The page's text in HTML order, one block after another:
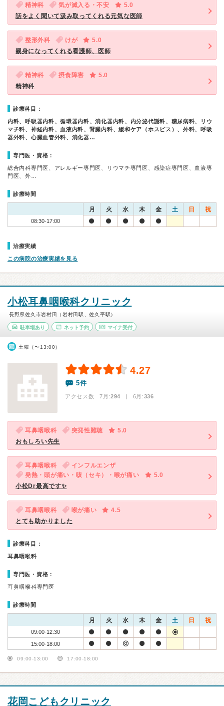
精神科 気が滅入る・不安
5.0
話をよく聞いて汲み取ってくれる元気な医師
整形外科 けが
5.0
親身になってくれる看護師、医師
精神科 摂食障害
5.0
精神科
診療科目：
内科、呼吸器内科、循環器内科、消化器内科、内分泌代謝科、糖尿病科、リウ
マチ科、神経内科、血液内科、腎臓内科、緩和ケア（ホスピス）、外科、呼吸
器外科、心臓血管外科、消化器…
専門医・資格：
総合内科専門医、アレルギー専門医、リウマチ専門医、感染症専門医、血液専
門医、外…
診療時間
月 火 水 木 金 土 日 祝
08:30-17:00
治療実績
この病院の治療実績を見る
小松耳鼻咽喉科クリニック
長野県佐久市岩村田（岩村田駅、佐久平駅）
駐車場あり ネット予約 マイナ受付
土曜（〜13:00）
4.27
5件
アクセス数 7月:294 | 6月:336
耳鼻咽喉科 突発性難聴
5.0
おもしろい先生
耳鼻咽喉科
インフルエンザ
発熱・頭が痛い・咳（セキ）・喉が痛い
5.0
小松Dr最高です✨
耳鼻咽喉科 喉が痛い
4.5
とても助かりました
診療科目：
耳鼻咽喉科
専門医・資格：
耳鼻咽喉科専門医
診療時間
月 火 水 木 金 土 日 祝
09:00-12:30
15:00-18:00
09:00-13:00 17:00-18:00
花岡こどもクリニック